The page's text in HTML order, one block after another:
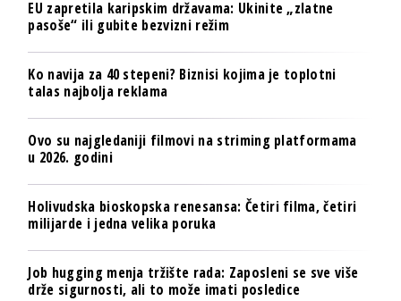
EU zapretila karipskim državama: Ukinite „zlatne
pasoše“ ili gubite bezvizni režim
Ko navija za 40 stepeni? Biznisi kojima je toplotni
talas najbolja reklama
Ovo su najgledaniji filmovi na striming platformama
u 2026. godini
Holivudska bioskopska renesansa: Četiri filma, četiri
milijarde i jedna velika poruka
Job hugging menja tržište rada: Zaposleni se sve više
drže sigurnosti, ali to može imati posledice